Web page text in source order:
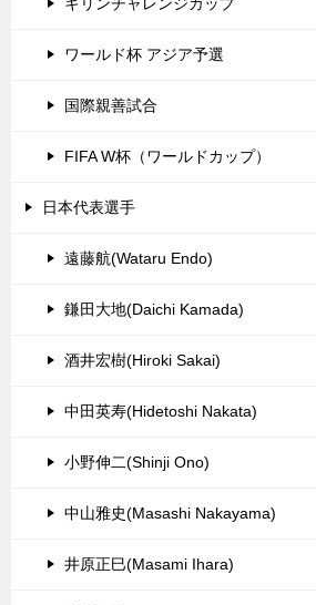
ワールド杯 アジア予選
国際親善試合
FIFA W杯（ワールドカップ）
日本代表選手
遠藤航(Wataru Endo)
鎌田大地(Daichi Kamada)
酒井宏樹(Hiroki Sakai)
中田英寿(Hidetoshi Nakata)
小野伸二(Shinji Ono)
中山雅史(Masashi Nakayama)
井原正巳(Masami Ihara)